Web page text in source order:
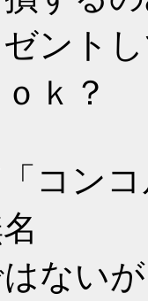
ゼント
ｋ？
コン
はない